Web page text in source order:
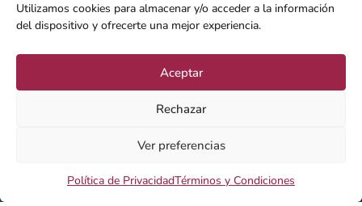
Utilizamos cookies para almacenar y/o acceder a la información
del dispositivo y ofrecerte una mejor experiencia.
Aceptar
Rechazar
Ver preferencias
Política de PrivacidadTérminos y Condiciones
SUSCRIBIRSE
Condiciones